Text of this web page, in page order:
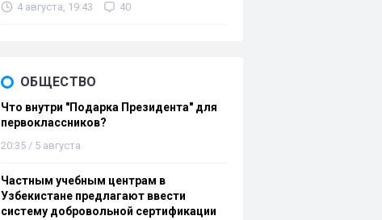
4 августа, 19:43 40
ОБЩЕСТВО
Что внутри "Подарка Президента" для
первоклассников?
20:35 / 5 августа
Частным учебным центрам в
Узбекистане предлагают ввести
систему добровольной сертификации